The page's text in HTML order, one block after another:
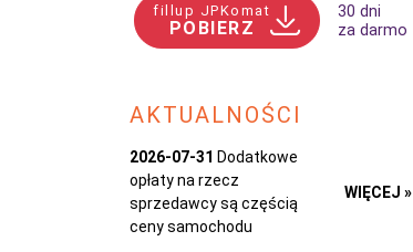
fillup JPKomat
POBIERZ
30 dni
za darmo
AKTUALNOŚCI
2026-07-31 Dodatkowe
opłaty na rzecz
sprzedawcy są częścią
ceny samochodu
WIĘCEJ »